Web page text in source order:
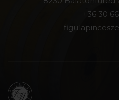
+36 30